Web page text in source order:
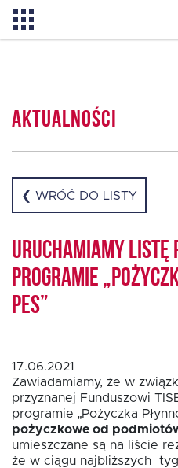
O TISE
Dlaczego TISE?
Pożyczka
Oferta dla NGO/
Fundusz FKIS
Aktualności
❮ WRÓĆ DO LISTY
Uruchamiamy
programie
PES”
17.06.2021
Zawiadamiamy, że w
przyznanej Funduszowi
programie „Pożyczka
pożyczkowe od
umieszczane są na liście
że w ciągu najbliższych